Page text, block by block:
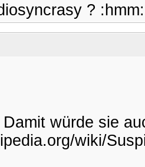
? :hmm:
würde sie
wiki/